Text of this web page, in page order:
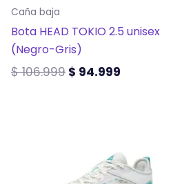
Caña baja
Bota HEAD TOKIO 2.5 unisex
(Negro-Gris)
$106.999 $ 94.999
elegir
en
la
página
de